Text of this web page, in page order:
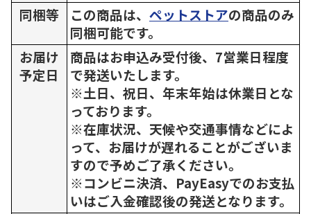
同梱等
この商品は、 ペットストアの商品のみ
同梱可能です。
お届け
予定日
商品はお申込み受付後、7営業日程度
で発送いたします。
※土日、祝日、年末年始は休業日とな
っております。
※在庫状況、天候や交通事情などによ
って、お届けが遅れることがございま
すので予めご了承ください。
※コンビニ決済、PayEasyでのお支払
いはご入金確認後の発送となります。